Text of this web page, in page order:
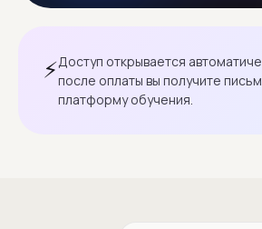
⚡Доступ открывается
после оплаты вы получите
платформу обучения.